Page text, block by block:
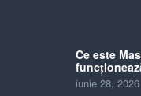
Ce este
iunie 28, 2026